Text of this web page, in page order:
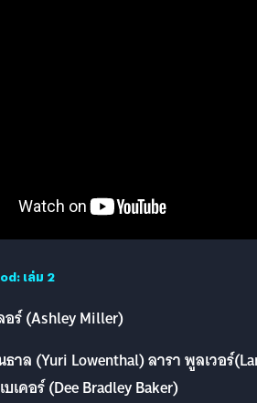
เล่ม 2
ร์ (Ashley Miller)
ธาล (Yuri Lowenthal) ลารา พูลเวอร์
เคอร์ (Dee Bradley Baker)